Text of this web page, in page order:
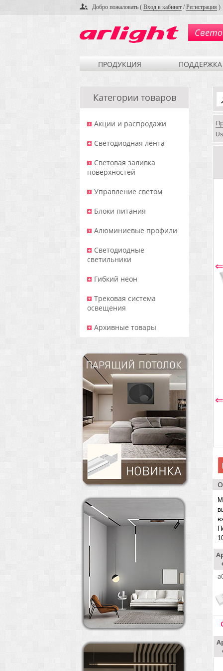
Добро пожаловать ( Вход в кабинет /Регистрация )
ПРОДУКЦИЯ ПОДДЕРЖКА
Категории товаров
Акции и распродажи
Светодиодная лента
Световая заливка
поверхностей
Управление светом
Блоки питания
Алюминиевые профили
Светодиодные
светильники
Гибкий неон
Трековая система
освещения
Архивные товары
⇐
⇐